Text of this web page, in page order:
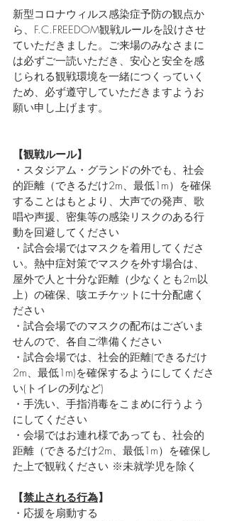
新型コロナウィルス感染症予防の観点か
ら、F.C.FREEDOM観戦ルールを設けさせ
ていただきました。ご来場のみなさまに
は必ずご一読いただき、安心と安全を感
じられる観戦環境を一緒につくっていく
ため、必ず遵守していただきますようお
願い申し上げます。
【観戦ルール】
・スタジアム・グランドの外でも、社会
的距離（できるだけ2m、最低1m）を確保
することはもとより、大声での発声、歌
唱や声援、密集等の感染リスクのある行
動を回避してください
・試合会場ではマスクを着用してくださ
い。熱中症対策でマスクを外す場合は、
屋外で人と十分な距離（少なくとも2m以
上）の確保、咳エチケットに十分配慮く
ださい
・試合会場でのマスクの配布はございま
せんので、各自ご準備ください
・試合会場では、社会的距離(できるだけ
2m、最低1m)を確保するようにしてくださ
い(トイレの列など)
・手洗い、手指消毒をこまめに行うよう
にしてください
・会場ではお連れ様であっても、社会的
距離（できるだけ2m、最低1m）を確保し
た上で観戦ください ※未就学児を除く
【禁止される行為】
・応援を扇動する